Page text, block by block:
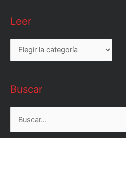
Leer
Leer
Buscar
Buscar
por: